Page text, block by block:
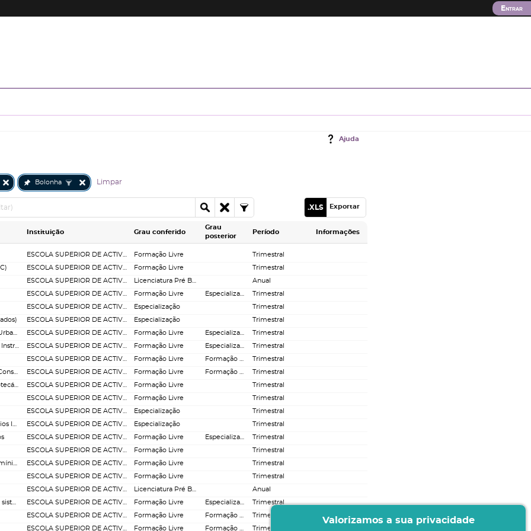
Entrar
Ajuda
Bolonha Limpar
Exportar
Instituição Grau conferido
Grau
posterior
Período Informações
Formação Livre
Trimestral
Formação Livre
Trimestral
Anual
Formação Livre
Trimestral
Especialização
Trimestral
Especialização
Trimestral
Formação Livre
Trimestral
Formação Livre
Trimestral
Formação Livre
Trimestral
Formação Livre
Trimestral
Formação Livre
Trimestral
Formação Livre
Trimestral
Especialização
Trimestral
Especialização
Trimestral
Formação Livre
Trimestral
Formação Livre
Trimestral
Formação Livre
Trimestral
Formação Livre
Trimestral
Anual
Formação Livre
Trimestral
Formação Livre
Trimestral
Formação Livre Trimestral
Valorizamos a sua privacidade